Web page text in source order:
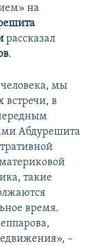
на
рассказал
.
мы
встречи, в
Абдурешита
такие
время.
–